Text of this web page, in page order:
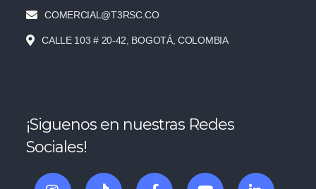
COMERCIAL@T3RSC.CO
CALLE 103 # 20-42, BOGOTÁ, COLOMBIA
¡Siguenos en nuestras Redes
Sociales!